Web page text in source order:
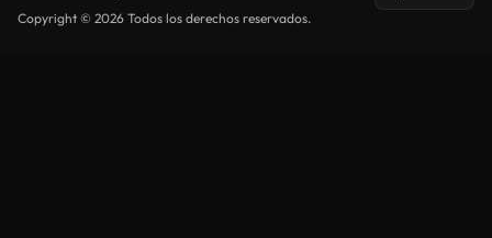
Copyright © 2026 Todos los derechos reservados.